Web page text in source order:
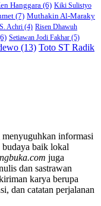
Hanggara (6) Kiki Sulistyo
(7) Muthakin Al-Maraky
Achri (4) Risen Dhawuh
Setiawan Jodi Fakhar (5)
(13) Toto ST Radik
informasi
budaya baik lokal
juga
dan sastrawan
karya berupa
dan catatan perjalanan